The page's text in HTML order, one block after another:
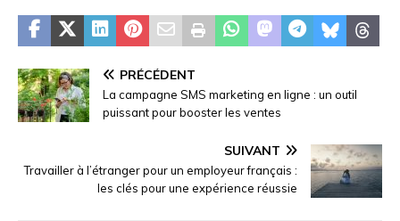
PRÉCÉDENT
La campagne SMS marketing en ligne : un outil
puissant pour booster les ventes
SUIVANT
Travailler à l’étranger pour un employeur français :
les clés pour une expérience réussie